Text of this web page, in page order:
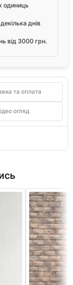
одиниць
днів
від 3000 грн.
та оплата
огляд